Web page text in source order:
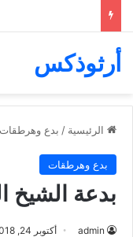
أرثوذكس
الرئيسية / بدع وهرطقات
بدع وهرطقات
بدعة الشيخ
admin أكتوبر 24, 2018